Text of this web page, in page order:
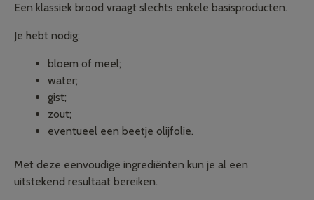
Een klassiek brood vraagt slechts enkele basisproducten.
Je hebt nodig:
bloem of meel;
water;
gist;
zout;
eventueel een beetje olijfolie.
Met deze eenvoudige ingrediënten kun je al een
uitstekend resultaat bereiken.